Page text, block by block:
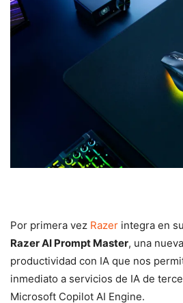
Por primera vez Razer integra en
Razer AI Prompt Master, una
productividad con IA que nos
inmediato a servicios de IA de
Microsoft Copilot AI Engine.